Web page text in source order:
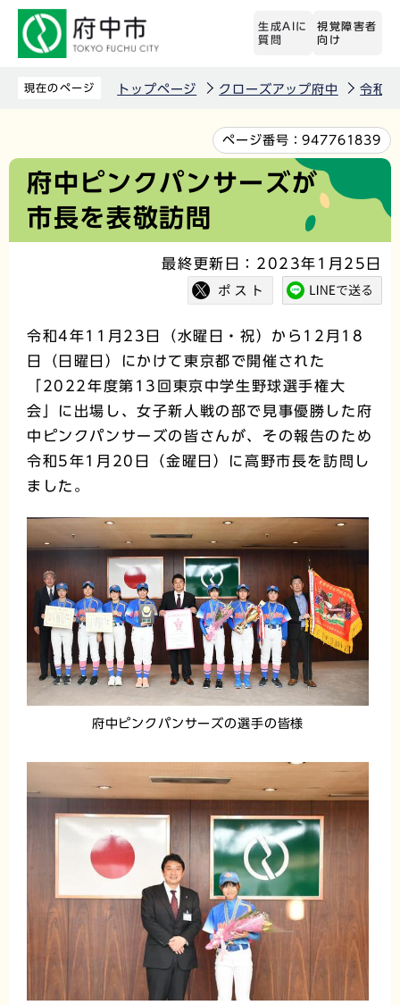
先
生成AIに
質問
視覚障害者
向け
現在のページ トップページ クローズアップ府中 令和4
文
か
ページ番号：947761839
府中ピンクパンサーズが
市長を表敬訪問
最終更新日：2023年1月25日
令和4年11月23日（水曜日・祝）から12月18
日（日曜日）にかけて東京都で開催された
「2022年度第13回東京中学生野球選手権大
会」に出場し、女子新人戦の部で見事優勝した府
中ピンクパンサーズの皆さんが、その報告のため
令和5年1月20日（金曜日）に高野市長を訪問し
ました。
府中ピンクパンサーズの選手の皆様